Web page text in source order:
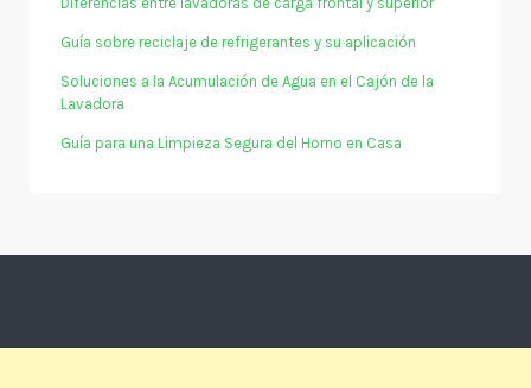
Guía sobre reciclaje de refrigerantes y su aplicación
Soluciones a la Acumulación de Agua en el Cajón de la
Lavadora
Guía para una Limpieza Segura del Horno en Casa